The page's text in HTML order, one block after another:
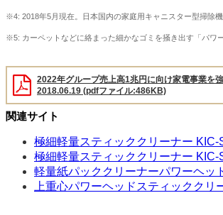
※4: 2018年5月現在。日本国内の家庭用キャニスター型掃除
※5: カーペットなどに絡まった細かなゴミを掻き出す「パワ
2022年グループ売上高1兆円に向け家電事業を
2018.06.19 (pdfファイル:486KB)
関連サイト
極細軽量スティッククリーナー
極細軽量スティッククリーナー
軽量紙パッククリーナーパワーヘッ
上重心パワーヘッドスティックク